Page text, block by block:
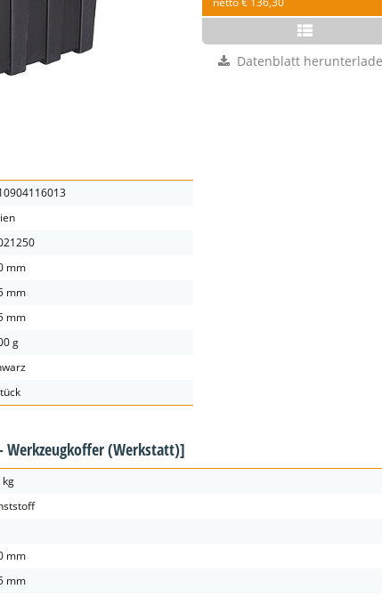
Datenblatt
mm
mm
mm
g
Werkzeugkoffer (Werkstatt)]
kg
mm
mm